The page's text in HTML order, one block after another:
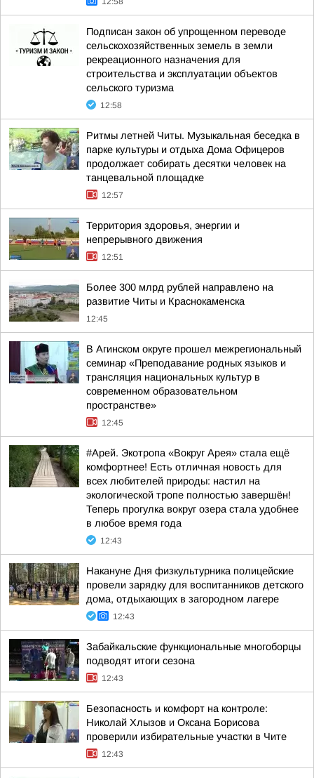
Подписан закон об упрощенном переводе
сельскохозяйственных земель в земли
рекреационного назначения для
строительства и эксплуатации объектов
сельского туризма
12:58
Ритмы летней Читы. Музыкальная беседка в
парке культуры и отдыха Дома Офицеров
продолжает собирать десятки человек на
танцевальной площадке
12:57
Территория здоровья, энергии и
непрерывного движения
12:51
Более 300 млрд рублей направлено на
развитие Читы и Краснокаменска
12:45
В Агинском округе прошел межрегиональный
семинар «Преподавание родных языков и
трансляция национальных культур в
современном образовательном
пространстве»
12:45
#Арей. Экотропа «Вокруг Арея» стала ещё
комфортнее! Есть отличная новость для
всех любителей природы: настил на
экологической тропе полностью завершён!
Теперь прогулка вокруг озера стала удобнее
в любое время года
12:43
Накануне Дня физкультурника полицейские
провели зарядку для воспитанников детского
дома, отдыхающих в загородном лагере
12:43
Забайкальские функциональные многоборцы
подводят итоги сезона
12:43
Безопасность и комфорт на контроле:
Николай Хлызов и Оксана Борисова
проверили избирательные участки в Чите
12:43